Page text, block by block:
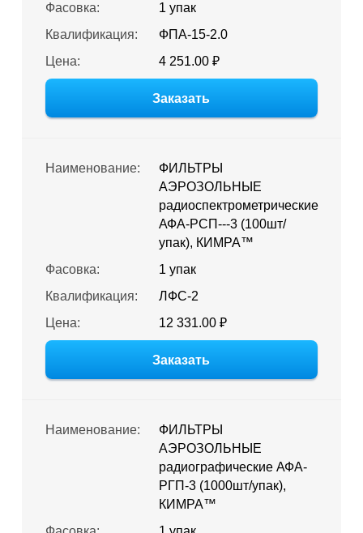
Фасовка:
1 упак
Квалификация:
ФПА-15-2.0
Цена:
4 251.00 ₽
Заказать
Наименование:
ФИЛЬТРЫ
АЭРОЗОЛЬНЫЕ
радиоспектрометрические
АФА-РСП---3 (100шт/
упак), КИМРА™
Фасовка:
1 упак
Квалификация:
ЛФС-2
Цена:
12 331.00 ₽
Заказать
Наименование:
ФИЛЬТРЫ
АЭРОЗОЛЬНЫЕ
радиографические АФА-
РГП-3 (1000шт/упак),
КИМРА™